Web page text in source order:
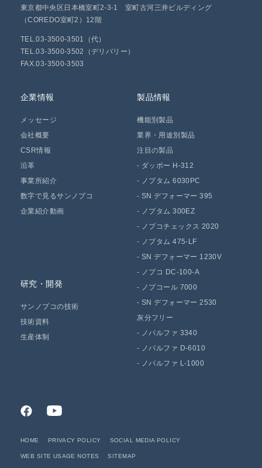
東京都中央区日本橋室町2-3-1 室町古河三井ビルディング
（COREDO室町2）12階
TEL.03-3500-3501（代）
TEL.03-3500-3502（デリバリー）
FAX.03-3500-3503
企業情報
メッセージ
会社概要
CSR情報
沿革
事業所紹介
数字で見るサンノプコ
企業紹介動画
製品情報
機能別製品
業界・用途別製品
注目の製品
- ダッポー H-312
- ノプタム 6030PC
-SN デフォーマー 395
- ノプタム 300EZ
- ノプコチェックス 2020
- ノプタム 475-LF
-SN デフォーマー 1230V
- ノプコ DC-100-A
- ノプコール 7000
-SN デフォーマー 2530
灰分フリー
- ノパルファ 3340
- ノパルファ D-6010
- ノパルファ L-1000
研究・開発
サンノプコの技術
技術資料
生産体制
HOME PRIVACY POLICY SOCIAL MEDIA POLICY
WEB SITE USAGE NOTES SITEMAP